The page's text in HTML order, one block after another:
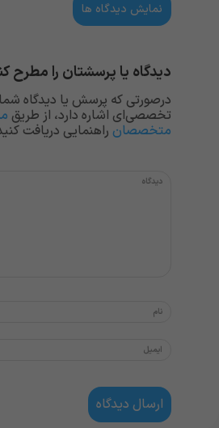
نمایش دیدگاه ها
دیدگاه یا پرسشتان را مطرح
درصورتی که پرسش یا دیدگاه
تخصصی‌ای اشاره دارد، از طریق
متخصصان راهنمایی دریافت